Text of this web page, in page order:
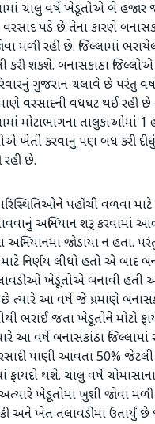
ચાલુ વર્ષે ખેડૂતોએ બે
વરસાદ પડે છે તેના કારણે
મળી રહી છે. જિલ્લામાં
કરી શકશે. બનાસકાંઠા
ગુજરાન ચલાવે છે પરંતુ
વરસાદની વધઘટ થઈ રહી
મોટાભાગના તાલુકાઓમાં
ખેતી કરવાનું પણ બંધ કરી
છે.
પહોંચી વળવા માટે
અભિયાન શરૂ કરવામાં
અભિયાનમાં જોડાયા ન હતા.
નિર્ણય લીધો હતો એ બાદ
ખેડૂતોએ બનાવી હતી
ત્યારે આ વર્ષે જે પ્રમાણે
ભરાઈ જતા ખેડૂતોને મોટો
આ વર્ષે બનાસકાંઠા
પાણી આવતા 50%
ફાયદો થશે. ચાલુ વર્ષે
ખેડૂતોમાં ખુશી જોવા
અને ખેત તલાવડીમાં